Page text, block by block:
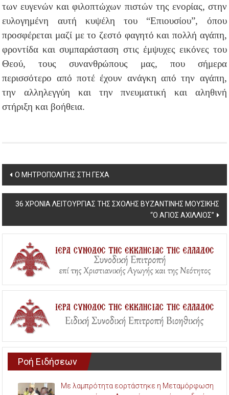
των ευγενών και φιλοπτώχων πιστών της ενορίας, στην
ευλογημένη αυτή κυψέλη του “Επιουσίου”, όπου
προσφέρεται μαζί με το ζεστό φαγητό και πολλή αγάπη,
φροντίδα και συμπαράσταση στις έμψυχες εικόνες του
Θεού, τους συνανθρώπους μας, που σήμερα
περισσότερο από ποτέ έχουν ανάγκη από την αγάπη,
την αλληλεγγύη και την πνευματική και αληθινή
στήριξη και βοήθεια.
Post
navigation
Ο ΜΗΤΡΟΠΟΛΙΤΗΣ ΣΤΗ ΓΕΧΑ
36 ΧΡΟΝΙΑ ΛΕΙΤΟΥΡΓΙΑΣ ΤΗΣ ΣΧΟΛΗΣ ΒΥΖΑΝΤΙΝΗΣ ΜΟΥΣΙΚΗΣ
“Ο ΑΓΙΟΣ ΑΧΙΛΛΙΟΣ”
Ροή Ειδήσεων
Με λαμπρότητα εορτάστηκε η Μεταμόρφωση